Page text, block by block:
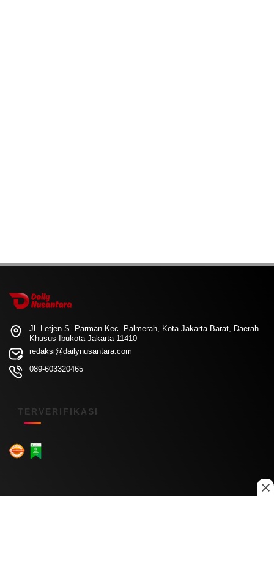
Jl. Letjen S. Parman Kec. Palmerah, Kota Jakarta Barat, Daerah
Khusus Ibukota Jakarta 11410
redaksi@dailynusantara.com
089-603320465
TERVERIFIKASI